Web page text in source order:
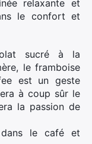
relaxante et
le confort et
sucré à la
le framboise
est un geste
à coup sûr le
la passion de
le café et